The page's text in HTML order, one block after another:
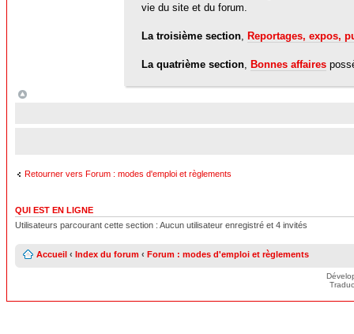
vie du site et du forum.
La troisième section, Reportages, expos,
La quatrième section, Bonnes affaires
Retourner vers Forum : modes d'emploi et règlements
QUI EST EN LIGNE
Utilisateurs parcourant cette section : Aucun utilisateur enregistré et 4 invités
Accueil ‹ Index du forum ‹ Forum : modes d'emploi et règlements